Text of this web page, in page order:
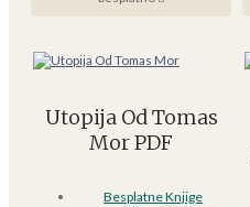
Utopija Od Tomas
Mor PDF
Besplatne Knjige